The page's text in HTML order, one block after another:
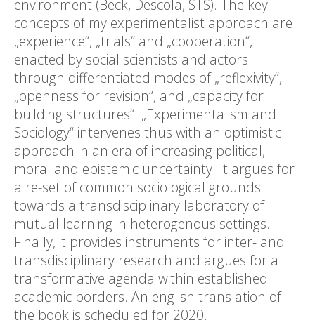
environment (Beck, Descola, STS). The key
concepts of my experimentalist approach are
„experience“, „trials“ and „cooperation“,
enacted by social scientists and actors
through differentiated modes of „reflexivity“,
„openness for revision“, and „capacity for
building structures“. „Experimentalism and
Sociology“ intervenes thus with an optimistic
approach in an era of increasing political,
moral and epistemic uncertainty. It argues for
a re-set of common sociological grounds
towards a transdisciplinary laboratory of
mutual learning in heterogenous settings.
Finally, it provides instruments for inter- and
transdisciplinary research and argues for a
transformative agenda within established
academic borders. An english translation of
the book is scheduled for 2020.